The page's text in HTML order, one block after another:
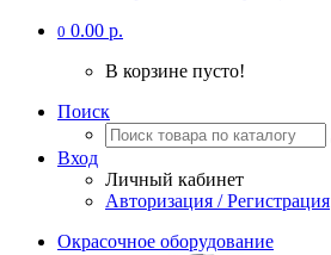
0 0.00 р.
В корзине пусто!
Поиск
Вход
Личный кабинет
Авторизация / Регистрация
Окрасочное оборудование